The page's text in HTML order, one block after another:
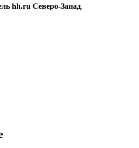
hh.ru Северо-Запад.